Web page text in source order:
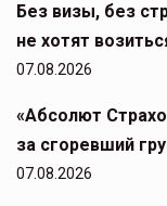
Без визы, без
не хотят
07.08.2026
«Абсолют
за сгоревший
07.08.2026